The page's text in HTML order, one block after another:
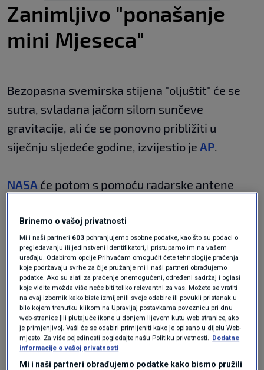
Zanimljivo "ponašanje
mini Mjeseca"
Bezopasna svemirska stijena "oljuštit" će se
sutra, svladana jačom silom sunčeve
gravitacije, ali će se ponovno približiti u
siječnju sljedeće godine, izvijestio je AP.
NASA će potom s pomoću radarske antene
To bi trebalo produbiti razumijevanje
znanstvenika o objektu poznatom kao 2024
PT5, najvjerojatnije stijeni koju je s Mjeseca
odnioasteroidkoji ga je udario.
Iako tehnički nije mjesec, NASA naglašava da
nikada nije bio zarobljen Zemljinom
gravitacijom i da je bio u potpunosti u orbiti.
Brinemo o vašoj privatnosti
Mi i naši partneri 603 pohranjujemo osobne podatke, kao što su podaci o
pregledavanju ili jedinstveni identifikatori, i pristupamo im na vašem
uređaju. Odabirom opcije Prihvaćam omogućit ćete tehnologije praćenja
koje podržavaju svrhe za čije pružanje mi i naši partneri obrađujemo
podatke. Ako su alati za praćenje onemogućeni, određeni sadržaj i oglasi
koje vidite možda više neće biti toliko relevantni za vas. Možete se vratiti
na ovaj izbornik kako biste izmijenili svoje odabire ili povukli pristanak u
bilo kojem trenutku klikom na Upravljaj postavkama poveznicu pri dnu
web-stranice [ili plutajuće ikone u donjem lijevom kutu web stranice, ako
je primjenjivo]. Vaši će se odabiri primijeniti kako je opisano u dijelu Web-
mjesto. Za više pojedinosti pogledajte našu Politiku privatnosti. Dodatne
informacije o vašoj privatnosti
Mi i naši partneri obrađujemo podatke kako bismo pružili